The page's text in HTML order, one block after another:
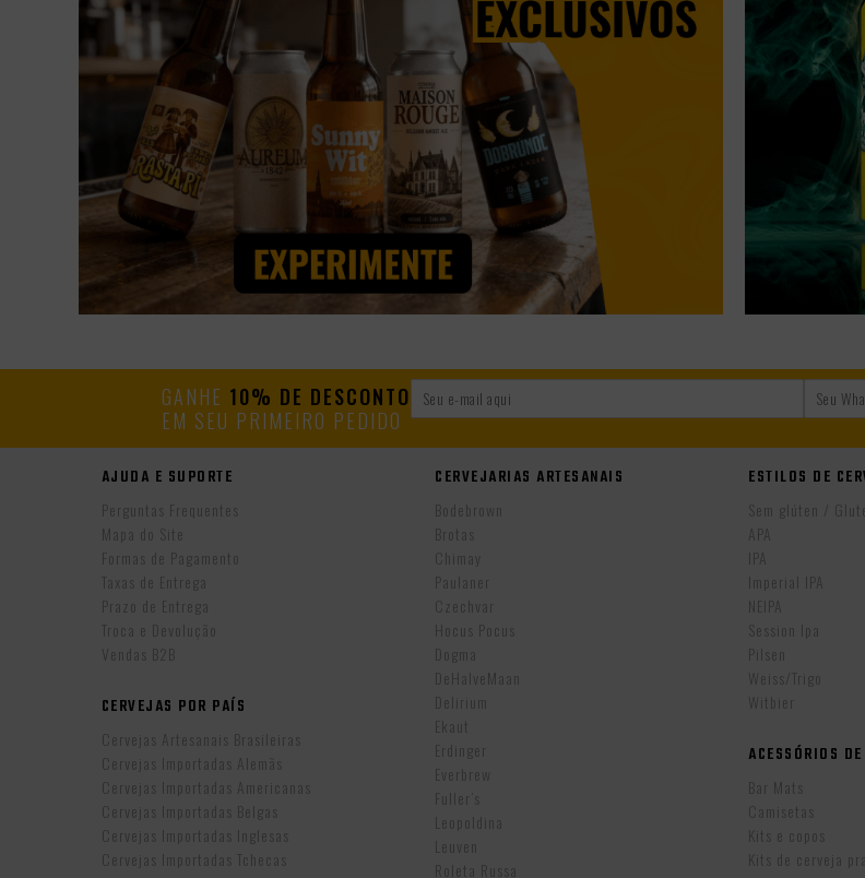
GANHE 10% DE DESCONTO
EM SEU PRIMEIRO PEDIDO
AJUDA E SUPORTE
Perguntas Frequentes
Mapa do Site
Formas de Pagamento
Taxas de Entrega
Prazo de Entrega
Troca e Devolução
Vendas B2B
CERVEJAS POR PAÍS
Cervejas Artesanais Brasileiras
Cervejas Importadas Alemãs
Cervejas Importadas Americanas
Cervejas Importadas Belgas
Cervejas Importadas Inglesas
Cervejas Importadas Tchecas
CERVEJARIAS ARTESANAIS
Bodebrown
Brotas
Chimay
Paulaner
Czechvar
Hocus Pocus
Dogma
DeHalveMaan
Delirium
Ekaut
Erdinger
Everbrew
Fuller’s
Leopoldina
Leuven
Roleta Russa
ESTILOS DE
Sem glúten /
APA
IPA
Imperial IPA
NEIPA
Session Ipa
Pilsen
Weiss/Trigo
Witbier
ACESSÓRIOS
Bar Mats
Camisetas
Kits e copos
Kits de cerveja